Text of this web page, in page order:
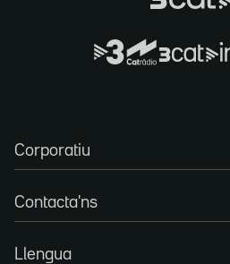
Corporatiu
Contacta'ns
Llengua